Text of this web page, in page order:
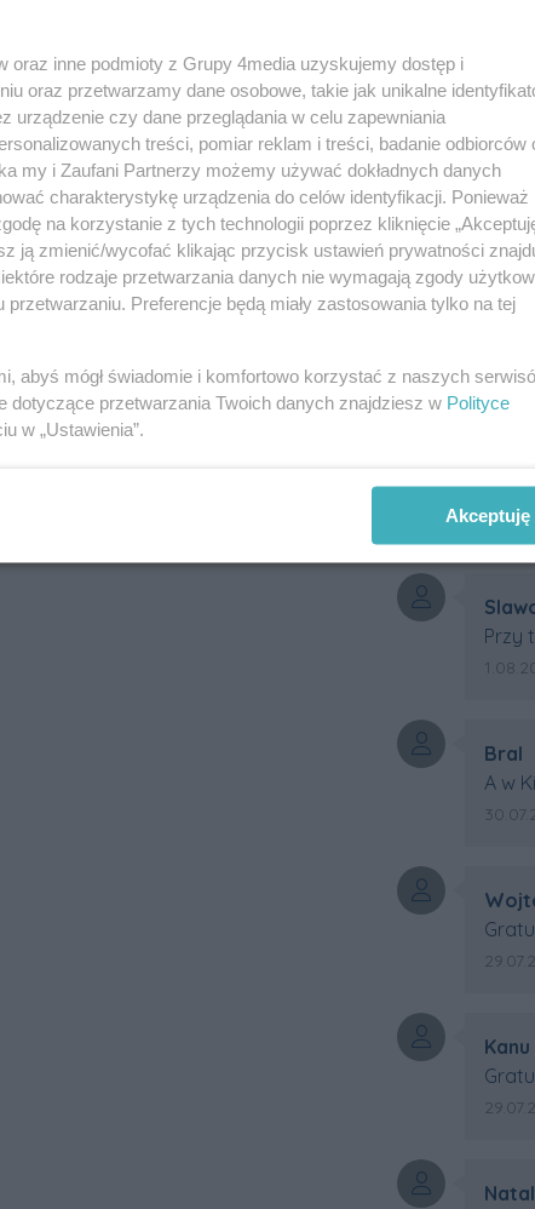
Podpis
Dodaj komentarz
MPI.PL z siedzibą w mieście
twoich danych osobowych dla
1 pkt 3 i 4 ustawy o ochronie danych
prawo dostępu do treści swoich
Przy
Data
Bral
A w
Data
Data
Kanu
Data
oraz inne podmioty z Grupy 4media uzyskujemy dostęp i
oraz przetwarzamy dane osobowe, takie jak unikalne
urządzenie czy dane przeglądania w celu zapewniania
treści, pomiar reklam i treści, badanie odbiorców
my i Zaufani Partnerzy możemy używać dokładnych danych
charakterystykę urządzenia do celów identyfikacji. Ponieważ
na korzystanie z tych technologii poprzez kliknięcie
ją zmienić/wycofać klikając przycisk ustawień prywatności
rodzaje przetwarzania danych nie wymagają zgody
Preferencje będą miały zastosowania tylko na tej
abyś mógł świadomie i komfortowo korzystać z naszych
dotyczące przetwarzania Twoich danych znajdziesz w Polityce
w „Ustawienia”.
Akceptuję